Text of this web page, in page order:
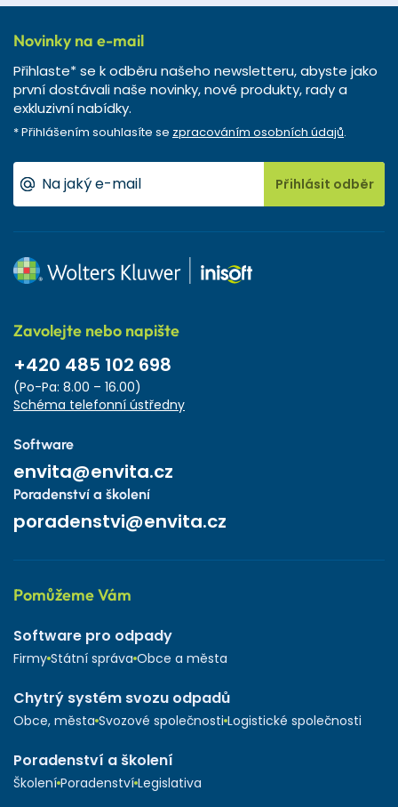
Novinky na e-mail
Přihlaste* se k odběru našeho newsletteru, abyste jako
první dostávali naše novinky, nové produkty, rady a
exkluzivní nabídky.
* Přihlášením souhlasíte se zpracováním osobních údajů.
Přihlásit odběr
Zavolejte nebo napište
+420 485 102 698
(Po-Pa: 8.00 – 16.00)
Schéma telefonní ústředny
Software
envita@envita.cz
Poradenství a školení
poradenstvi@envita.cz
Pomůžeme Vám
Software pro odpady
Firmy Státní správa Obce a města
Chytrý systém svozu odpadů
Obce, města Svozové společnosti Logistické společnosti
Poradenství a školení
Školení Poradenství Legislativa